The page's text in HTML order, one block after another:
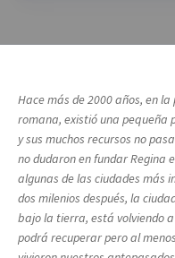
Hace más de 2000 años, en
romana, existió una pequeña
y sus muchos recursos no
no dudaron en fundar Regina
algunas de las ciudades más
dos milenios después, la
bajo la tierra, está volviendo
podrá recuperar pero al